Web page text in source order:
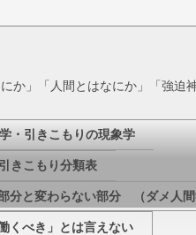
か」「人間とはなにか」「強迫
・引きこもりの現象学
きこもり分類表
分と変わらない部分 （ダメ人間
くべき」とは言えない